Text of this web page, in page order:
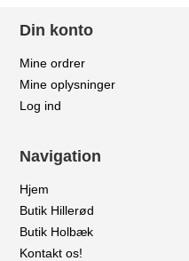
Din konto
Mine ordrer
Mine oplysninger
Log ind
Navigation
Hjem
Butik Hillerød
Butik Holbæk
Kontakt os!